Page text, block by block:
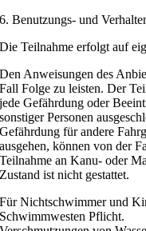
6. Benutzungs- und
Die Teilnahme erfolgt auf
Den Anweisungen des
Fall Folge zu leisten. Der
jede Gefährdung oder
sonstiger Personen
Gefährdung für andere
ausgehen, können von der
Teilnahme an Kanu- oder
Zustand ist nicht gestattet.
Für Nichtschwimmer und
Schwimmwesten Pflicht.